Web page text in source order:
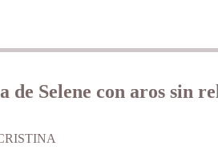
de Selene con aros sin